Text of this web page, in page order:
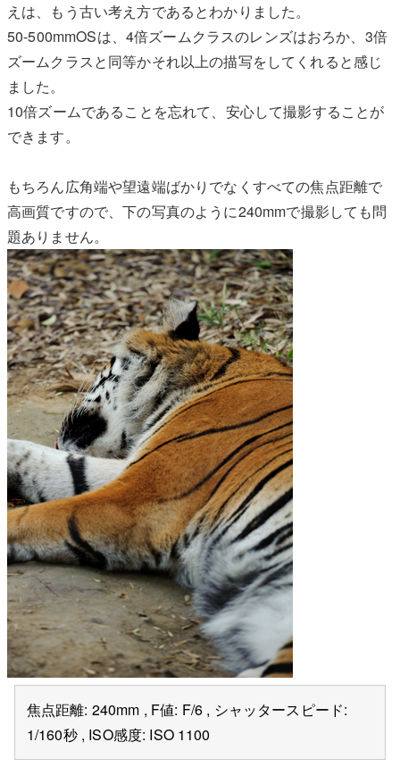
えは、もう古い考え方であるとわかりました。
50-500mmOSは、4倍ズームクラスのレンズはおろか、3倍
ズームクラスと同等かそれ以上の描写をしてくれると感じ
ました。
10倍ズームであることを忘れて、安心して撮影することが
できます。
もちろん広角端や望遠端ばかりでなくすべての焦点距離で
高画質ですので、下の写真のように240mmで撮影しても問
題ありません。
焦点距離: 240mm , F値: F/6 , シャッタースピード:
1/160秒 , ISO感度: ISO 1100